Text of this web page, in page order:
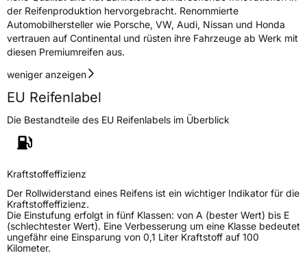
EisgripNein
EPREL ID481867
Allgemeine Produktsicherheit (GPSR)
HerstellerkontaktContinental Reifen Deutschland GmbH
Continental-Plaza 1 30173 Hannover
Deutschland,
customerservice_tires@conti.de
der Reifenproduktion hervorgebracht. Renommierte
Automobilhersteller wie Porsche, VW, Audi, Nissan und Honda
vertrauen auf Continental und rüsten ihre Fahrzeuge ab Werk mit
diesen Premiumreifen aus.
weniger anzeigen
EU Reifenlabel
Die Bestandteile des EU Reifenlabels im Überblick
Kraftstoffeffizienz
Der Rollwiderstand eines Reifens ist ein wichtiger Indikator für die
Kraftstoffeffizienz.
Die Einstufung erfolgt in fünf Klassen: von A (bester Wert) bis E
(schlechtester Wert). Eine Verbesserung um eine Klasse bedeutet
ungefähr eine Einsparung von 0,1 Liter Kraftstoff auf 100
Kilometer.